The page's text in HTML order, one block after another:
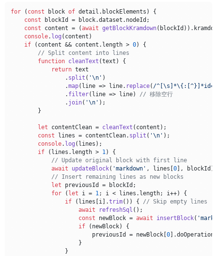
for ( const block of detail. blockElements ) {
const blockId = block.dataset . nodeId ;
const content = (await getBlockKramdown(blockId)).
console. log (content)
if (content && content. length > 0) {
// Split content into lines
function cleanText (text ) {
return text
                .
split ( '\n' )
                .
map( line => line. replace( /
                .
filter( line => line) // 移除空行
                .
join( '\n' );
        }
let contentClean = cleanText (content);
const lines = contentClean. split ( '\n' );
console. log (lines);
if (lines. length > 1) {
// Update original block with first line
await
updateBlock( 'markdown' , lines[ 0], blockId);
// Insert remaining lines as new blocks
let previousId = blockId;
for ( let i = 1; i < lines. length; i++) {
if (lines[i].trim()) { // Skip empty lines
await
refreshSql ();
const newBlock = await insertBlock(
if (newBlock) {
                        previousId = newBlock[
0].doOperations
                    }
                }